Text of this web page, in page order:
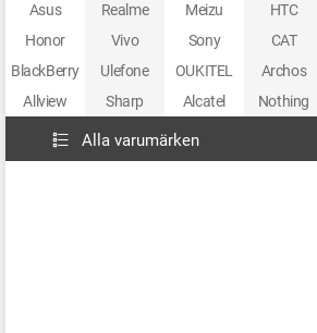
Asus
Realme Meizu HTC
Honor
Vivo Sony CAT
BlackBerry
Ulefone OUKITEL Archos
Allview
Sharp Alcatel Nothing
Alla varumärken